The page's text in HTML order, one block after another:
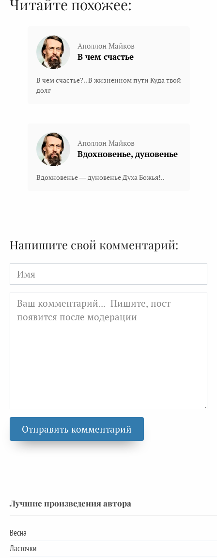
Читайте похожее:
Аполлон Майков
В чем счастье
В чем счастье?.. В жизненном пути Куда твой
долг
Аполлон Майков
Вдохновенье, дуновенье
Вдохновенье — дуновенье Духа Божья!..
Напишите свой комментарий:
Имя
Лучшие произведения автора
Весна
Ласточки